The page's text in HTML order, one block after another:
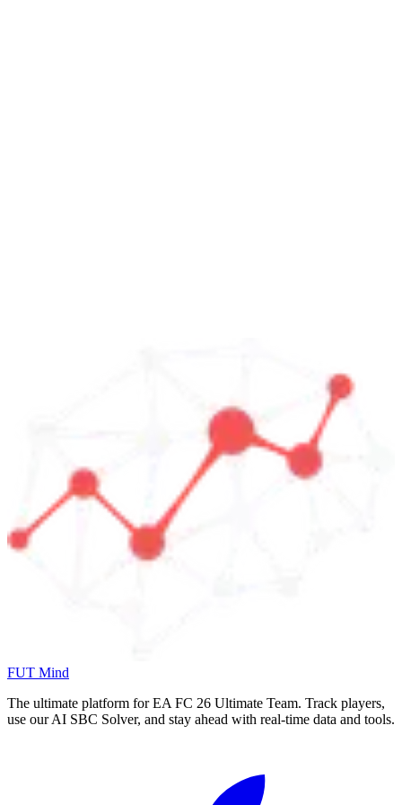
FUT Mind
The ultimate platform for EA FC 26 Ultimate Team. Track players,
use our AI SBC Solver, and stay ahead with real-time data and tools.